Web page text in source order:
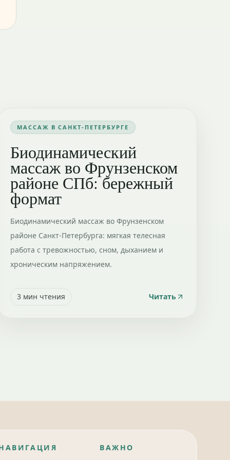
МАССАЖ В САНКТ-ПЕТЕРБУРГЕ
Биодинамический
массаж во Фрунзенском
районе СПб: бережный
формат
Биодинамический массаж во Фрунзенском
районе Санкт-Петербурга: мягкая телесная
работа с тревожностью, сном, дыханием и
хроническим напряжением.
3мин чтения Читать
ВАЖНО